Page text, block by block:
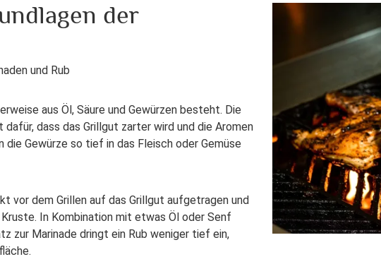
der
und Rub
aus Öl, Säure und Gewürzen besteht. Die
dass das Grillgut zarter wird und die Aromen
Gewürze so tief in das Fleisch oder Gemüse
vor dem Grillen auf das Grillgut aufgetragen und
In Kombination mit etwas Öl oder Senf
zur Marinade dringt ein Rub weniger tief ein,